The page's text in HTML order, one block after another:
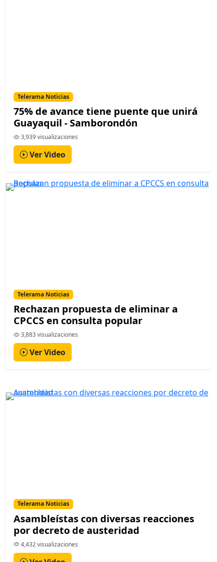
Telerama Noticias
75% de avance tiene puente que unirá
Guayaquil - Samborondón
3,939 visualizaciones
Ver Video
Telerama Noticias
Rechazan propuesta de eliminar a
CPCCS en consulta popular
3,883 visualizaciones
Ver Video
Telerama Noticias
Asambleístas con diversas reacciones
por decreto de austeridad
4,432 visualizaciones